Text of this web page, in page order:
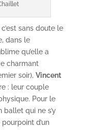
sans doute le
dans le
qu’elle a
charmant
soir), Vincent
: leur couple
Pour le
ballet qui ne s’y
d’un